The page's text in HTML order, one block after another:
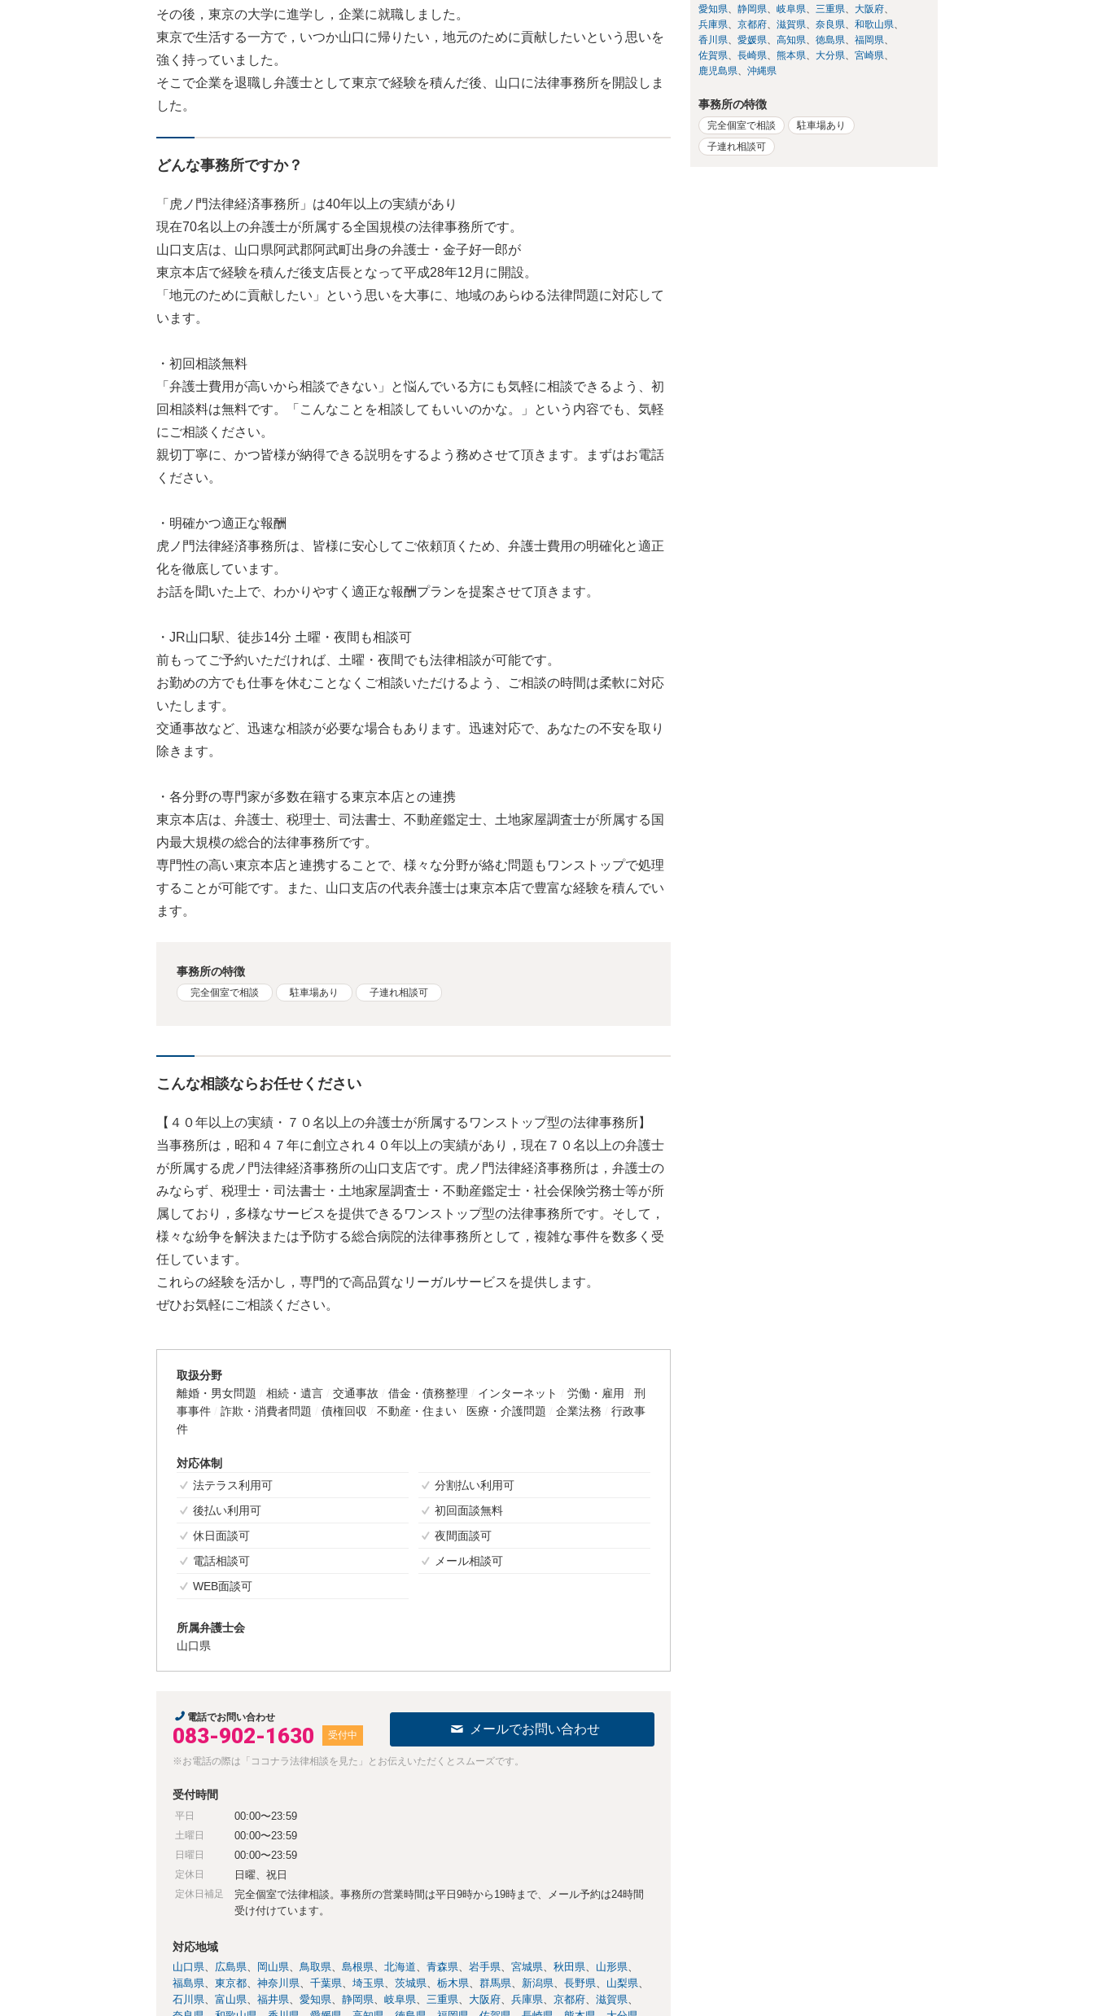
その後，東京の大学に進学し，企業に就職しました。
東京で生活する一方で，いつか山口に帰りたい，地元のために貢献したいという思いを
強く持っていました。
そこで企業を退職し弁護士として東京で経験を積んだ後、山口に法律事務所を開設しま
した。
どんな事務所ですか？
「虎ノ門法律経済事務所」は40年以上の実績があり
現在70名以上の弁護士が所属する全国規模の法律事務所です。
山口支店は、山口県阿武郡阿武町出身の弁護士・金子好一郎が
東京本店で経験を積んだ後支店長となって平成28年12月に開設。
「地元のために貢献したい」という思いを大事に、地域のあらゆる法律問題に対応して
います。
・初回相談無料
「弁護士費用が高いから相談できない」と悩んでいる方にも気軽に相談できるよう、初
回相談料は無料です。「こんなことを相談してもいいのかな。」という内容でも、気軽
にご相談ください。
親切丁寧に、かつ皆様が納得できる説明をするよう務めさせて頂きます。まずはお電話
ください。
・明確かつ適正な報酬
虎ノ門法律経済事務所は、皆様に安心してご依頼頂くため、弁護士費用の明確化と適正
化を徹底しています。
お話を聞いた上で、わかりやすく適正な報酬プランを提案させて頂きます。
・JR山口駅、徒歩14分 土曜・夜間も相談可
前もってご予約いただければ、土曜・夜間でも法律相談が可能です。
お勤めの方でも仕事を休むことなくご相談いただけるよう、ご相談の時間は柔軟に対応
いたします。
交通事故など、迅速な相談が必要な場合もあります。迅速対応で、あなたの不安を取り
除きます。
・各分野の専門家が多数在籍する東京本店との連携
東京本店は、弁護士、税理士、司法書士、不動産鑑定士、土地家屋調査士が所属する国
内最大規模の総合的法律事務所です。
専門性の高い東京本店と連携することで、様々な分野が絡む問題もワンストップで処理
することが可能です。また、山口支店の代表弁護士は東京本店で豊富な経験を積んでい
ます。
事務所の特徴
完全個室で相談 駐車場あり 子連れ相談可
こんな相談ならお任せください
【４０年以上の実績・７０名以上の弁護士が所属するワンストップ型の法律事務所】
当事務所は，昭和４７年に創立され４０年以上の実績があり，現在７０名以上の弁護士
が所属する虎ノ門法律経済事務所の山口支店です。虎ノ門法律経済事務所は，弁護士の
みならず、税理士・司法書士・土地家屋調査士・不動産鑑定士・社会保険労務士等が所
属しており，多様なサービスを提供できるワンストップ型の法律事務所です。そして，
様々な紛争を解決または予防する総合病院的法律事務所として，複雑な事件を数多く受
任しています。
これらの経験を活かし，専門的で高品質なリーガルサービスを提供します。
ぜひお気軽にご相談ください。
取扱分野
離婚・男女問題
相続・遺言 交通事故 借金・債務整理 インターネット 労働・雇用
刑
事事件
詐欺・消費者問題 債権回収 不動産・住まい 医療・介護問題 企業法務
行政事
件
対応体制
法テラス利用可
分割払い利用可
後払い利用可
初回面談無料
休日面談可
夜間面談可
電話相談可
メール相談可
WEB面談可
所属弁護士会
山口県
電話でお問い合わせ
083-902-1630 受付中 メールでお問い合わせ
※お電話の際は「ココナラ法律相談を見た」とお伝えいただくとスムーズです。
受付時間
平日 00:00〜23:59
土曜日 00:00〜23:59
日曜日 00:00〜23:59
定休日 日曜、祝日
定休日補足
完全個室で法律相談。事務所の営業時間は平日9時から19時まで、メール予約は24時間
受け付けています。
対応地域
山口県 広島県 岡山県 鳥取県 島根県 北海道 青森県 岩手県 宮城県 秋田県
山形県
福島県
東京都 神奈川県 千葉県 埼玉県 茨城県 栃木県 群馬県 新潟県 長野県
山梨県
石川県
富山県 福井県 愛知県 静岡県 岐阜県 三重県 大阪府 兵庫県 京都府
滋賀県
愛知県
静岡県 岐阜県 三重県
大阪府
兵庫県
京都府 滋賀県 奈良県
和歌山県
香川県
愛媛県 高知県 徳島県
福岡県
佐賀県
長崎県 熊本県 大分県
宮崎県
鹿児島県
沖縄県
事務所の特徴
完全個室で相談
駐車場あり
子連れ相談可